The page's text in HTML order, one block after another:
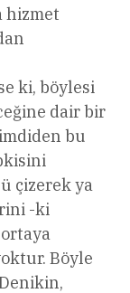
hizmet
ki, böylesi
dair bir
bu
çizerek ya
-ki
Böyle